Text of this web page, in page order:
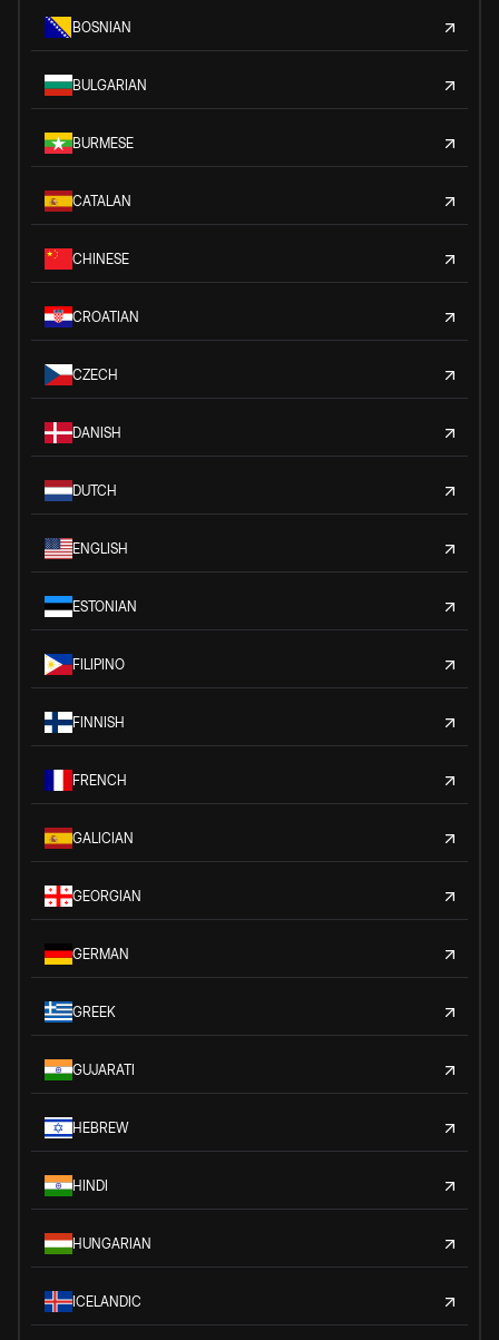
BOSNIAN
BULGARIAN
BURMESE
CATALAN
CHINESE
CROATIAN
CZECH
DANISH
DUTCH
ENGLISH
ESTONIAN
FILIPINO
FINNISH
FRENCH
GALICIAN
GEORGIAN
GERMAN
GREEK
GUJARATI
HEBREW
HINDI
HUNGARIAN
ICELANDIC